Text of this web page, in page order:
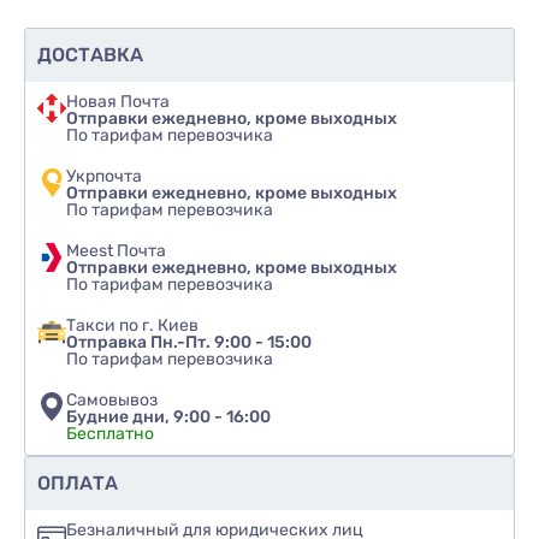
Благодаря небольшому весу аппликатор
обеспечивает устойчивость к воздействию
компонентов косметических и химических
средств. Упаковка по 25 штук подходит для
оптовых покупателей и регулярного
использования.
Материал: качественный пластик, устойчивый к
химическим компонентам
Цвет: черный (крышечка и щетинки)
Вес одной кисточки: 3 г
Рекомендуемый объем флакона: 10 мл
Количество в упаковке: 25 шт.
Преимущества использования нашего
аппликатора
Рекомендуете ли вы этот товар
да
ДОСТАВКА
Новая Почта
Отправки ежедневно, кроме выходных
По тарифам перевозчика
Укрпочта
Отправки ежедневно, кроме выходных
По тарифам перевозчика
Meest Почта
Отправки ежедневно, кроме выходных
По тарифам перевозчика
Такси по г. Киев
Отправка Пн.-Пт. 9:00 - 15:00
По тарифам перевозчика
Самовывоз
Будние дни, 9:00 - 16:00
Бесплатно
ОПЛАТА
Безналичный для юридических лиц